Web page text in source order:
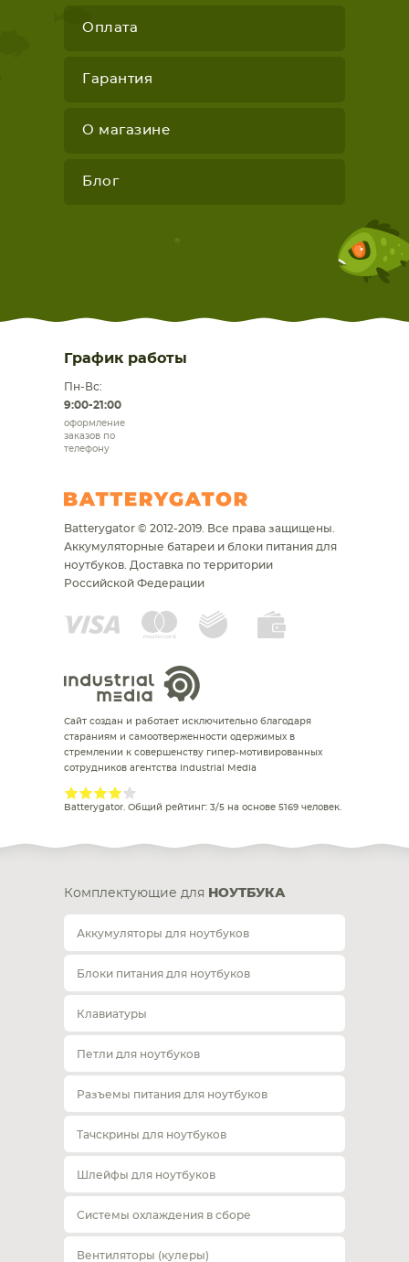
Оплата
Гарантия
О магазине
Блог
График работы
Пн-Вс:
9:00-21:00
оформление
заказов по
телефону
Batterygator © 2012-2019. Все права защищены.
Аккумуляторные батареи и блоки питания для
ноутбуков. Доставка по территории
Российской Федерации
Сайт создан и работает исключительно благодаря
стараниям и самоотверженности одержимых в
стремлении к совершенству гипер-мотивированных
сотрудников агентства Industrial Media
Batterygator. Общий рейтинг: 3/5 на основе 5169 человек.
Комплектующие для НОУТБУКА
Аккумуляторы для ноутбуков
Блоки питания для ноутбуков
Клавиатуры
Петли для ноутбуков
Разъемы питания для ноутбуков
Тачскрины для ноутбуков
Шлейфы для ноутбуков
Системы охлаждения в сборе
Вентиляторы (кулеры)